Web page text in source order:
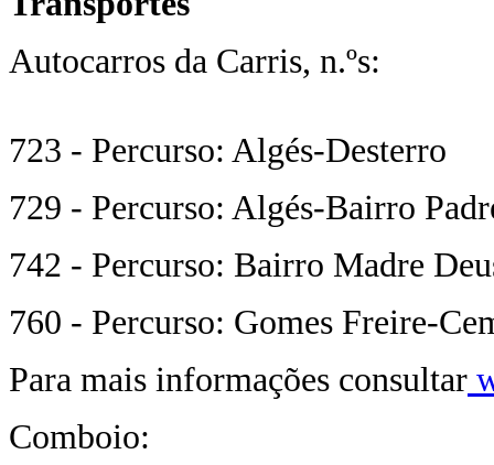
Autocarros da Carris, n.ºs:
723 - Percurso: Algés-Desterro
729 - Percurso: Algés-Bairro
742 - Percurso: Bairro Madre
760 - Percurso: Gomes Freire-
Para mais informações consultar
Comboio: